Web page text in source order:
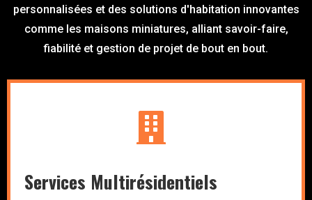
personnalisées et des solutions d'habitation innovantes
comme les maisons miniatures, alliant savoir-faire,
fiabilité et gestion de projet de bout en bout.
Services Multirésidentiels